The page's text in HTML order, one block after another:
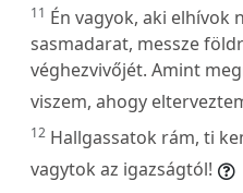
11 Én vagyok, aki elhívok
sasmadarat, messze
véghezvivőjét. Amint
viszem, ahogy
12 Hallgassatok rám, ti
vagytok az igazságtól!